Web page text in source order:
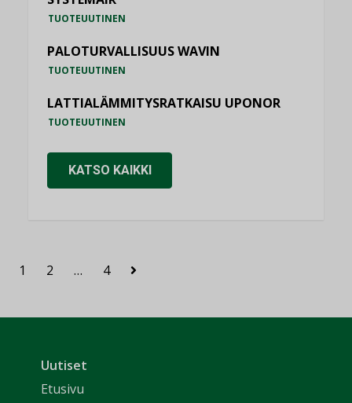
TUOTEUUTINEN
PALOTURVALLISUUS WAVIN
TUOTEUUTINEN
LATTIALÄMMITYSRATKAISU UPONOR
TUOTEUUTINEN
KATSO KAIKKI
1 2 … 4
Uutiset
Etusivu